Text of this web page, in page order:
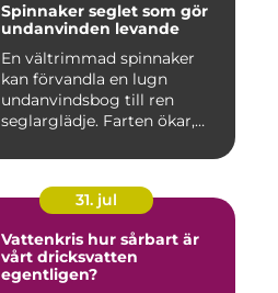
Spinnaker seglet som gör
undanvinden levande
En vältrimmad spinnaker
kan förvandla en lugn
undanvindsbog till ren
seglarglädje. Farten ökar,
31. jul
Vattenkris hur sårbart är
vårt dricksvatten
egentligen?